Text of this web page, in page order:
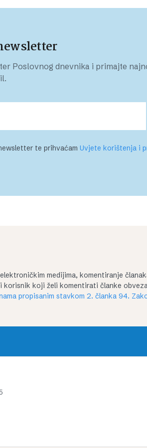
Poslovnog dnevnika i primajte
te prihvaćam Uvjete korištenja i
medijima, komentiranje
korisnik koji želi komentirati članke
propisanim stavkom 2. članka 94.